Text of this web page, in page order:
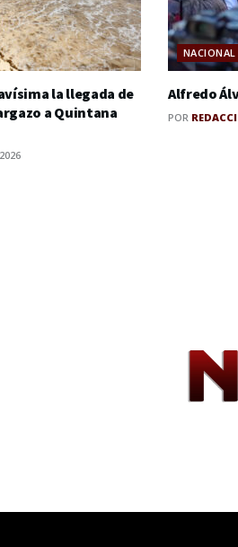
la llegada de
a Quintana
NACIONAL
Alfredo
POR